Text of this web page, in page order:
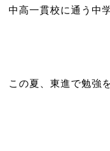
中高一貫校に通う中
この夏、東進で勉強